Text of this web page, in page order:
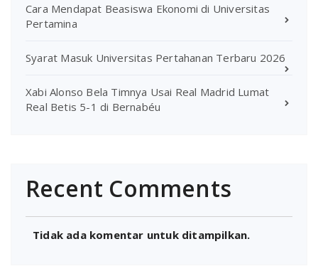
Cara Mendapat Beasiswa Ekonomi di Universitas
Pertamina
Syarat Masuk Universitas Pertahanan Terbaru 2026
Xabi Alonso Bela Timnya Usai Real Madrid Lumat
Real Betis 5-1 di Bernabéu
Recent Comments
Tidak ada komentar untuk ditampilkan.